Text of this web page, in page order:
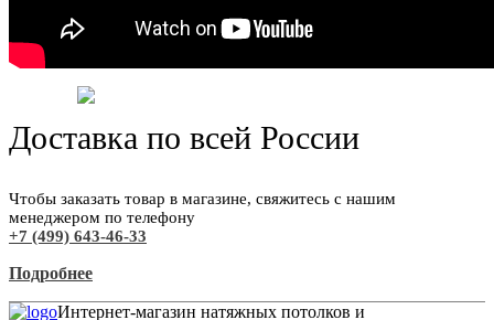
Доставка по всей России
Чтобы заказать товар в магазине, свяжитесь с нашим
менеджером по телефону
+7 (499) 643-46-33
Подробнее
Интернет-магазин натяжных потолков и